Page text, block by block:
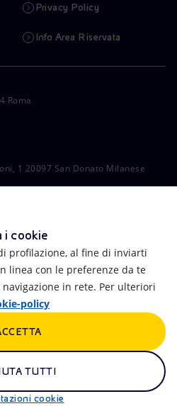
Privacy Policy
Info Area Riservata
Roma
1 20097 San Donato Milanese
Roma
Calendario
Intelligenza artificiale
Truffe e Phishing
Alluvioni
i cookie
profilazione, al fine di inviarti
linea con le preferenze da te
in rete. Per ulteriori
policy
cookie
TUTTI